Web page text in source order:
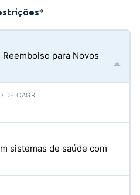
*
para Novos
sistemas de saúde com